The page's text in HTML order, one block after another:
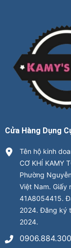
Cửa Hàng Dụng
Tên hộ kinh
CƠ KHÍ KAMY
Phường
Việt Nam. Giấy
41A8054415.
2024. Đăng ký
2024.